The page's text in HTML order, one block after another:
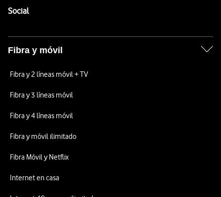
SocialEnlaces a las redes sociales de Vodafone
Fibra y móvil
Fibra y 2 líneas móvil + TV
Fibra y 3 líneas móvil
Fibra y 4 líneas móvil
Fibra y móvil ilimitado
Fibra Móvil y Netflix
Internet en casa